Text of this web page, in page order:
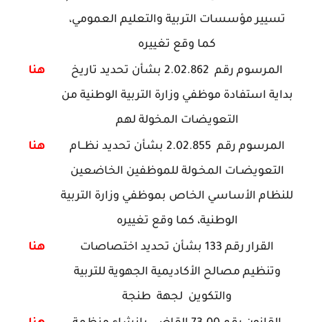
تسيير مؤسسات التربية والتعليم العمومي،
كما وقع تغييره
المرسوم رقم 2.02.862 بشأن تحديد تاريخ
بداية استفادة موظفي وزارة التربية الوطنية من
التعويضات المخولة لهم
هنا
المرسوم رقم 2.02.855 بشأن تحديد نظــام
التعويضـات المخـولة للموظفين الخاضعين
للنظام الأساسي الخاص بموظفي وزارة التربية
الوطنية، كما وقع تغييره
هنا
القرار رقم 133 بشأن تحديد اختصاصات
وتنظيم مصالح الأكاديمية الجهوية للتربية
والتكوين لجهة طنجة
هنا